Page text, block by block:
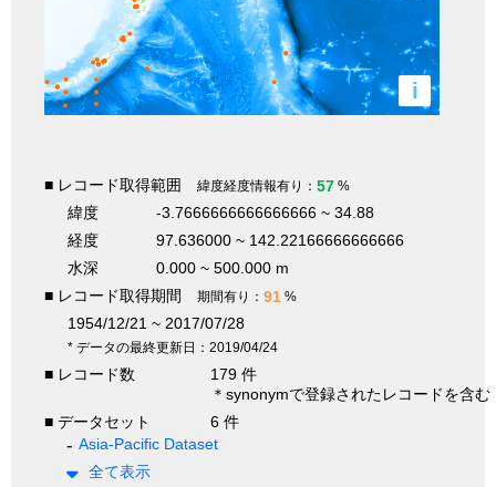
i
■ レコード取得範囲 緯度経度情報有り： 57 %
緯度
-3.7666666666666666 ~ 34.88
経度
97.636000 ~ 142.22166666666666
水深
0.000 ~ 500.000 m
■ レコード取得期間
期間有り： 91 %
1954/12/21 ~ 2017/07/28
* データの最終更新日：2019/04/24
■ レコード数
179 件
＊synonymで登録されたレコードを含む
■ データセット
6 件
Asia-Pacific Dataset
全て表示